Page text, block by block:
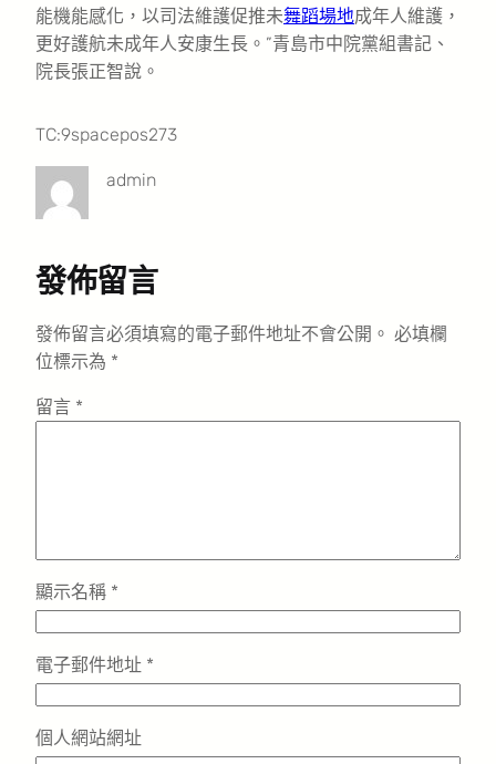
能機能感化，以司法維護促推未舞蹈場地成年人維護，
更好護航未成年人安康生長。”青島市中院黨組書記、
院長張正智說。
TC:9spacepos273
admin
發佈留言
發佈留言必須填寫的電子郵件地址不會公開。 必填欄
位標示為 *
留言 *
顯示名稱 *
電子郵件地址 *
個人網站網址